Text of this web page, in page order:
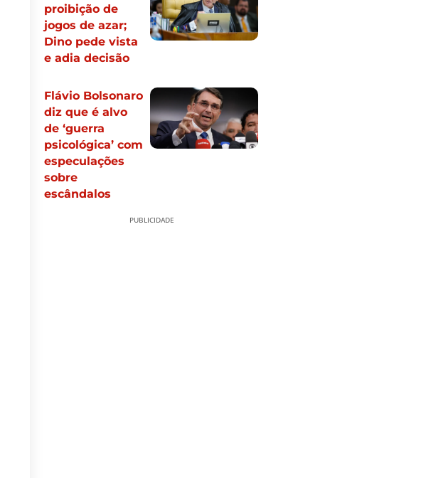
proibição de
jogos de azar;
Dino pede vista
e adia decisão
Flávio Bolsonaro
diz que é alvo
de ‘guerra
psicológica’ com
especulações
sobre
escândalos
PUBLICIDADE